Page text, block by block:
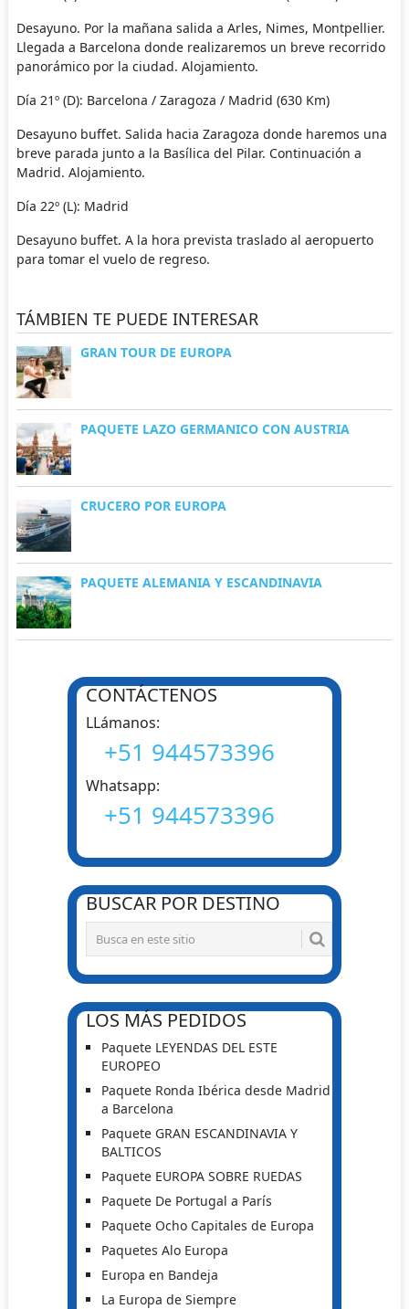
Desayuno. Por la mañana salida a Arles, Nimes, Montpellier.
Llegada a Barcelona donde realizaremos un breve recorrido
panorámico por la ciudad. Alojamiento.
Día 21º (D): Barcelona / Zaragoza / Madrid (630 Km)
Desayuno buffet. Salida hacia Zaragoza donde haremos una
breve parada junto a la Basílica del Pilar. Continuación a
Madrid. Alojamiento.
Día 22º (L): Madrid
Desayuno buffet. A la hora prevista traslado al aeropuerto
para tomar el vuelo de regreso.
TÁMBIEN TE PUEDE INTERESAR
GRAN TOUR DE EUROPA
PAQUETE LAZO GERMANICO CON AUSTRIA
CRUCERO POR EUROPA
PAQUETE ALEMANIA Y ESCANDINAVIA
CONTÁCTENOS
LLámanos:
+51 944573396
Whatsapp:
+51 944573396
BUSCAR POR DESTINO
LOS MÁS PEDIDOS
Paquete LEYENDAS DEL ESTE
EUROPEO
Paquete Ronda Ibérica desde Madrid
a Barcelona
Paquete GRAN ESCANDINAVIA Y
BALTICOS
Paquete EUROPA SOBRE RUEDAS
Paquete De Portugal a París
Paquete Ocho Capitales de Europa
Paquetes Alo Europa
Europa en Bandeja
La Europa de Siempre